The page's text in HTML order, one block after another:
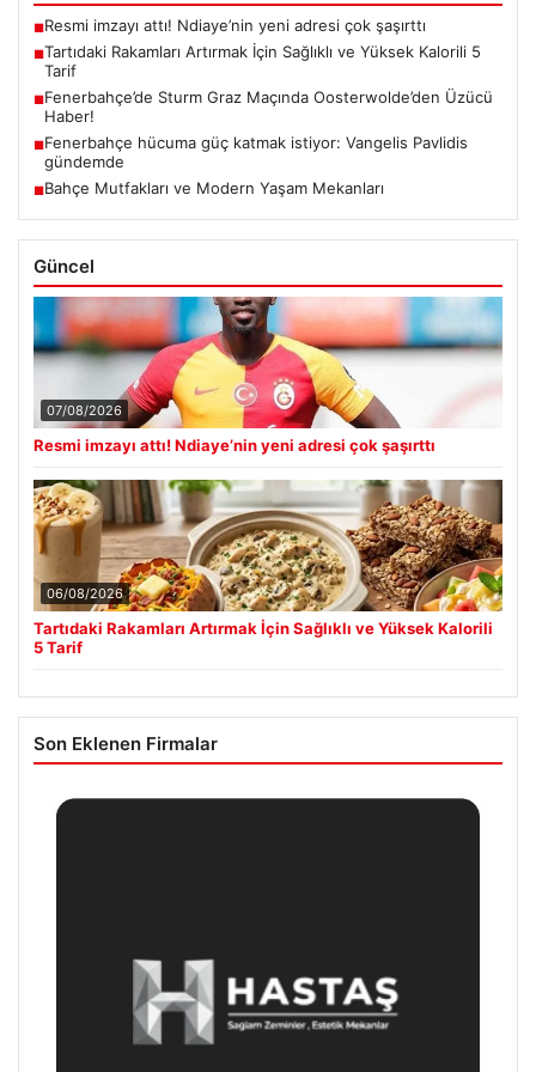
■Resmi imzayı attı! Ndiaye’nin yeni adresi çok şaşırttı
■Tartıdaki Rakamları Artırmak İçin Sağlıklı ve Yüksek Kalorili 5
Tarif
■Fenerbahçe’de Sturm Graz Maçında Oosterwolde’den Üzücü
Haber!
■Fenerbahçe hücuma güç katmak istiyor: Vangelis Pavlidis
gündemde
■Bahçe Mutfakları ve Modern Yaşam Mekanları
Güncel
07/08/2026
Resmi imzayı attı! Ndiaye’nin yeni adresi çok şaşırttı
06/08/2026
Tartıdaki Rakamları Artırmak İçin Sağlıklı ve Yüksek Kalorili
5 Tarif
Son Eklenen Firmalar